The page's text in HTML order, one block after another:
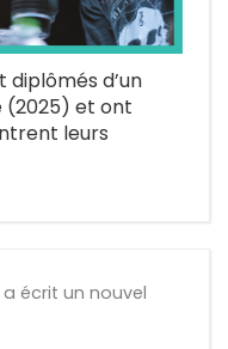
diplômés d’un
(2025) et ont
leurs
a écrit un nouvel